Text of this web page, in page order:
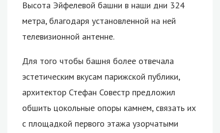
Высота Эйфелевой башни в наши дни 324
метра, благодаря установленной на ней
телевизионной антенне.
Для того чтобы башня более отвечала
эстетическим вкусам парижской публики,
архитектор Стефан Совестр предложил
обшить цокольные опоры камнем, связать их
с площадкой первого этажа узорчатыми